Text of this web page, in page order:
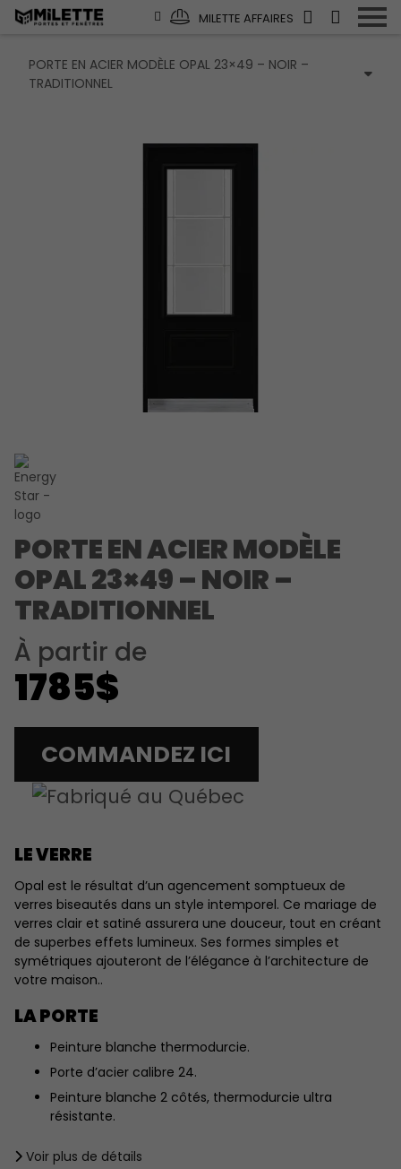
MILETTE AFFAIRES
PORTE EN ACIER MODÈLE OPAL 23×49 – NOIR –
TRADITIONNEL
PORTE EN ACIER MODÈLE
OPAL 23×49 – NOIR –
TRADITIONNEL
À partir de
1785$
COMMANDEZ ICI
LE VERRE
Opal est le résultat d’un agencement somptueux de
verres biseautés dans un style intemporel. Ce mariage de
verres clair et satiné assurera une douceur, tout en créant
de superbes effets lumineux. Ses formes simples et
symétriques ajouteront de l’élégance à l’architecture de
votre maison..
LA PORTE
Peinture blanche thermodurcie.
Porte d’acier calibre 24.
Peinture blanche 2 côtés, thermodurcie ultra
résistante.
Voir plus de détails